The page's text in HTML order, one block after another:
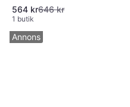
564 kr646 kr
1 butik
Annons